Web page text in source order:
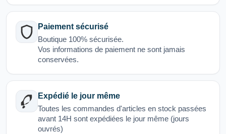
Paiement sécurisé
Boutique 100% sécurisée.
Vos informations de paiement ne sont jamais
conservées.
Expédié le jour même
Toutes les commandes d'articles en stock passées
avant 14H sont expédiées le jour même (jours
ouvrés)